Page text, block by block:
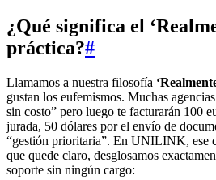
¿Qué significa el
práctica?#
Llamamos a nuestra filosofía
gustan los eufemismos. Muchas
sin costo” pero luego te facturarán 100
jurada, 50 dólares por el envío de
“gestión prioritaria”. En UNILINK, ese
que quede claro, desglosamos
soporte sin ningún cargo: